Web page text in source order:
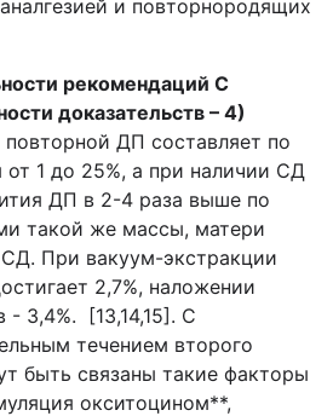
и повторнородящих
рекомендаций С
доказательств – 4)
повторной ДП составляет по
1 до 25%, а при наличии СД
ДП в 2-4 раза выше по
такой же массы, матери
При вакуум-экстракции
2,7%, наложении
3,4%. [13,14,15]. С
течением второго
быть связаны такие факторы
окситоцином**,